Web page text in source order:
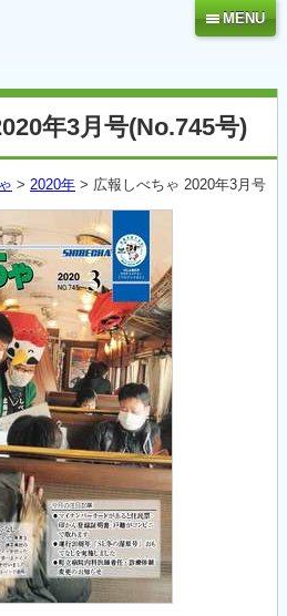
MENU
年3月号(No.745号)
> 2020年 > 広報しべちゃ 2020年3月号